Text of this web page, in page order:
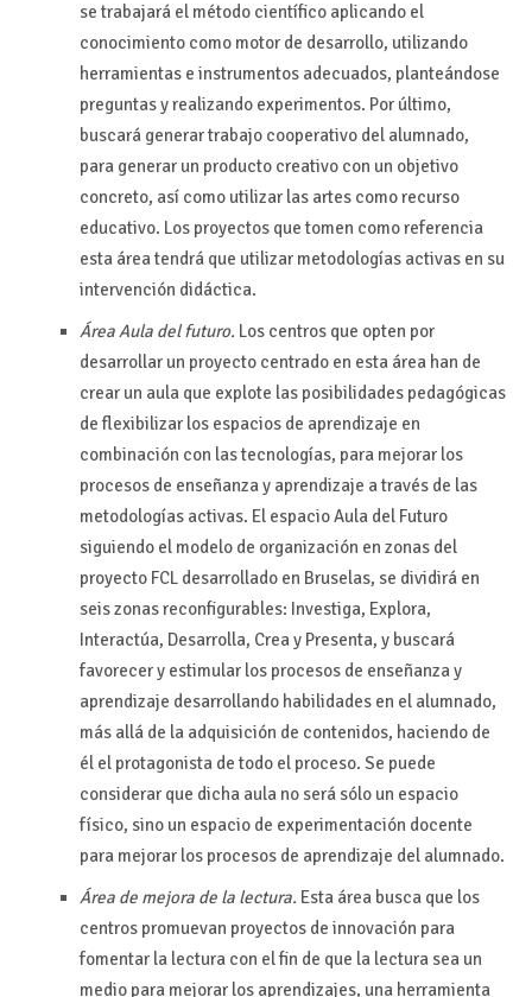
se trabajará el método científico aplicando el
conocimiento como motor de desarrollo, utilizando
herramientas e instrumentos adecuados, planteándose
preguntas y realizando experimentos. Por último,
buscará generar trabajo cooperativo del alumnado,
para generar un producto creativo con un objetivo
concreto, así como utilizar las artes como recurso
educativo. Los proyectos que tomen como referencia
esta área tendrá que utilizar metodologías activas en su
intervención didáctica.
Área Aula del futuro. Los centros que opten por
desarrollar un proyecto centrado en esta área han de
crear un aula que explote las posibilidades pedagógicas
de flexibilizar los espacios de aprendizaje en
combinación con las tecnologías, para mejorar los
procesos de enseñanza y aprendizaje a través de las
metodologías activas. El espacio Aula del Futuro
siguiendo el modelo de organización en zonas del
proyecto FCL desarrollado en Bruselas, se dividirá en
seis zonas reconfigurables: Investiga, Explora,
Interactúa, Desarrolla, Crea y Presenta, y buscará
favorecer y estimular los procesos de enseñanza y
aprendizaje desarrollando habilidades en el alumnado,
más allá de la adquisición de contenidos, haciendo de
él el protagonista de todo el proceso. Se puede
considerar que dicha aula no será sólo un espacio
físico, sino un espacio de experimentación docente
para mejorar los procesos de aprendizaje del alumnado.
Área de mejora de la lectura. Esta área busca que los
centros promuevan proyectos de innovación para
fomentar la lectura con el fin de que la lectura sea un
medio para mejorar los aprendizajes, una herramienta